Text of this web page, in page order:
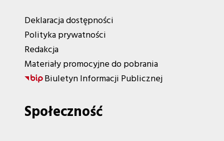
Deklaracja dostępności
Polityka prywatności
Redakcja
Materiały promocyjne do pobrania
Biuletyn Informacji Publicznej
Społeczność